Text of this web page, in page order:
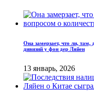
Она замерзает, что ли, там,
дивизий у фон дер Ляйен
13 январь, 2026